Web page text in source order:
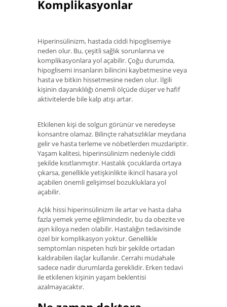
Komplikasyonlar
Hiperinsülinizm, hastada ciddi hipoglisemiye
neden olur. Bu, çeşitli sağlık sorunlarına ve
komplikasyonlara yol açabilir. Çoğu durumda,
hipoglisemi insanların bilincini kaybetmesine veya
hasta ve bitkin hissetmesine neden olur. İlgili
kişinin dayanıklılığı önemli ölçüde düşer ve hafif
aktivitelerde bile kalp atışı artar.
Etkilenen kişi de solgun görünür ve neredeyse
konsantre olamaz. Bilinçte rahatsızlıklar meydana
gelir ve hasta terleme ve nöbetlerden muzdariptir.
Yaşam kalitesi, hiperinsülinizm nedeniyle ciddi
şekilde kısıtlanmıştır. Hastalık çocuklarda ortaya
çıkarsa, genellikle yetişkinlikte ikincil hasara yol
açabilen önemli gelişimsel bozukluklara yol
açabilir.
Açlık hissi hiperinsülinizm ile artar ve hasta daha
fazla yemek yeme eğilimindedir, bu da obezite ve
aşırı kiloya neden olabilir. Hastalığın tedavisinde
özel bir komplikasyon yoktur. Genellikle
semptomları nispeten hızlı bir şekilde ortadan
kaldırabilen ilaçlar kullanılır. Cerrahi müdahale
sadece nadir durumlarda gereklidir. Erken tedavi
ile etkilenen kişinin yaşam beklentisi
azalmayacaktır.